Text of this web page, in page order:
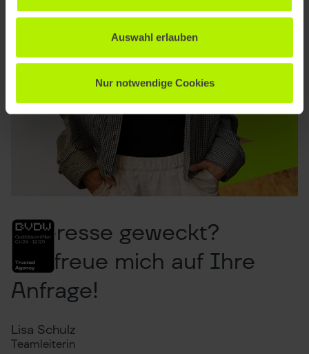
Auswahl erlauben
Nur notwendige Cookies
Interesse geweckt?
Ich freue mich auf Ihre
Anfrage!
Lisa Schulz
Teamleiterin